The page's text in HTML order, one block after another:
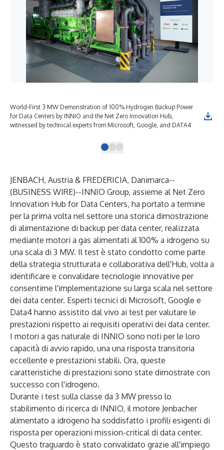
World-First 3 MW Demonstration of 100% Hydrogen Backup Power
for Data Centers by INNIO and the Net Zero Innovation Hub,
witnessed by technical experts from Microsoft, Google, and DATA4
JENBACH, Austria & FREDERICIA, Danimarca--
(BUSINESS WIRE)--INNIO Group, assieme al Net Zero
Innovation Hub for Data Centers, ha portato a termine
per la prima volta nel settore una storica dimostrazione
di alimentazione di backup per data center, realizzata
mediante motori a gas alimentati al 100% a idrogeno su
una scala di 3 MW. Il test è stato condotto come parte
della strategia strutturata e collaborativa dell'Hub, volta a
identificare e convalidare tecnologie innovative per
consentirne l'implementazione su larga scala nel settore
dei data center. Esperti tecnici di Microsoft, Google e
Data4 hanno assistito dal vivo ai test per valutare le
prestazioni rispetto ai requisiti operativi dei data center.
I motori a gas naturale di INNIO sono noti per le loro
capacità di avvio rapido, una una risposta transitoria
eccellente e prestazioni stabili. Ora, queste
caratteristiche di prestazioni sono state dimostrate con
successo con l'idrogeno.
Durante i test sulla classe da 3 MW presso lo
stabilimento di ricerca di INNIO, il motore Jenbacher
alimentato a idrogeno ha soddisfatto i profili esigenti di
risposta per operazioni mission-critical di data center.
Questo traguardo è stato convalidato grazie all'impiego